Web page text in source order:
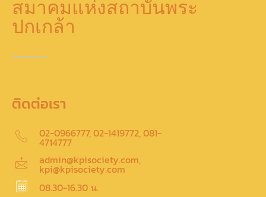
สมาคมแห่งสถาบันพระ
ปกเกล้า
ติดต่อเรา
02-0966777, 02-1419772, 081-
4714777
admin@kpisociety.com,
kpi@kpisociety.com
08.30-16.30 น.